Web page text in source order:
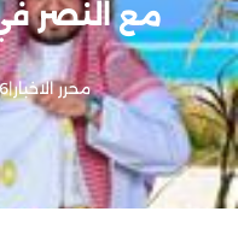
مع النصر
محرر الاخبار|
26